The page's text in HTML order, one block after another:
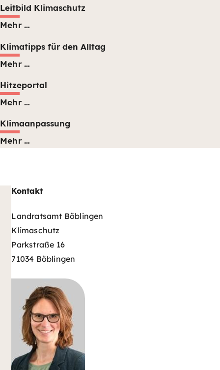
Leitbild Klimaschutz
Mehr …
Klimatipps für den Alltag
Mehr …
Hitzeportal
Mehr …
Klimaanpassung
Mehr …
Kontakt
Landratsamt Böblingen
Klimaschutz
Parkstraße 16
71034 Böblingen